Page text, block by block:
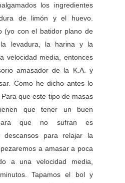
los ingredientes
de limón y el huevo.
(yo con el batidor plano de
levadura, la harina y la
velocidad media, entonces
amasador de la K.A. y
Como he dicho antes lo
que este tipo de masas
que tener un buen
que no sufran es
descansos para relajar la
a amasar a poca
a una velocidad media,
Tapamos el bol y